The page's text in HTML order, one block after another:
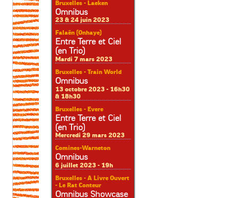
Bruxelles - Laeken
Omnibus
23 & 24 juin 2023
Falaën (Onhaye)
Entre Terre et Ciel
(en Trio)
Mardi 7 mars 2023
Bruxelles - Train World
Omnibus
13 octobre 2023 - 16h30
& 18h30
Bruxelles - Evere
Entre Terre et Ciel
(en Trio)
Mercredi 29 mars 2023
Comines-Warneton
Omnibus
6 juillet 2023 - 19h
Bruxelles - A Livre Ouvert
- Le Rat Conteur
Omnibus Showcase